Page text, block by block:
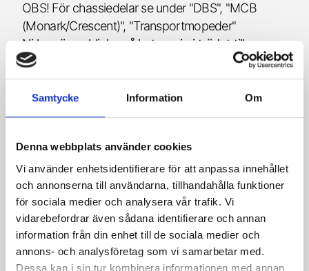
Samtycke Information Om
Denna webbplats använder cookies
Vi använder enhetsidentifierare för att anpassa innehållet
och annonserna till användarna, tillhandahålla funktioner
för sociala medier och analysera vår trafik. Vi
vidarebefordrar även sådana identifierare och annan
information från din enhet till de sociala medier och
annons- och analysföretag som vi samarbetar med.
Dessa kan i sin tur kombinera informationen med annan
OBS! För chassiedelar se under "DBS", "MCB
(Monark/Crescent)", "Transportmopeder"
Ni kan även klicka på kategorin i trädet till
vänster (uppe i det vänstra hörnet) för att
navigera er vidare till vårt utbud.
Är det något ni inte hittar så tveka inte att höra av
er till oss för att se om det är något som vi kan
50/A
50/2
50/3 (handvxl)